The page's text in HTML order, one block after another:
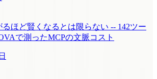
ほど賢くなるとは限らない -- 142ツー
で測ったMCPの文脈コスト